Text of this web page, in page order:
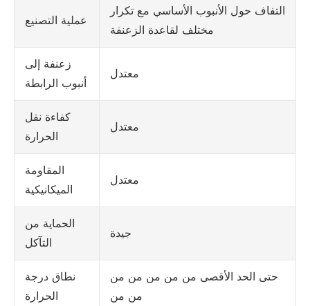
عملية التصنيع
التفاف حول الأنبوب الأساسي مع تكرار
مختلف لقاعدة الزعنفة
زعنفة إلى
أنبوب الرابطة
معتدل
كفاءة نقل
الحرارة
معتدل
المقاومة
الميكانيكية
معتدل
الحماية من
التآكل
جيدة
نطاق درجة
الحرارة
حتى الحد الأقصى من من من من من
من من